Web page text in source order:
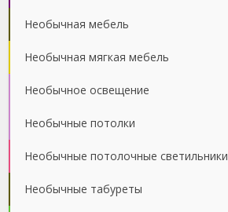
Необычная мебель
Необычная мягкая мебель
Необычное освещение
Необычные потолки
Необычные потолочные светильники
Необычные табуреты